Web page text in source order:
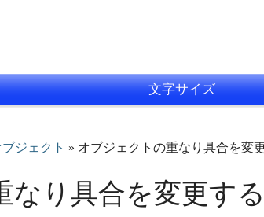
文字サイズ
ブジェクト » オブジェクトの重なり具合を変
なり具合を変更する